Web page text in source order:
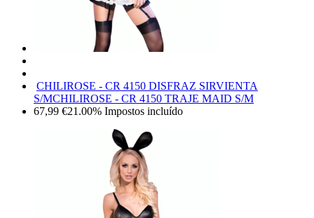
CHILIROSE - CR 4150 DISFRAZ SIRVIENTA
S/MCHILIROSE - CR 4150 TRAJE MAID S/M
67,99 €21.00% Impostos incluído